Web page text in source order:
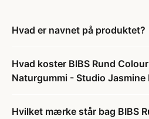
Hvad er navnet på produktet?
Hvad koster BIBS Rund
Naturgummi - Studio Jasmine
Hvilket mærke står bag BIBS